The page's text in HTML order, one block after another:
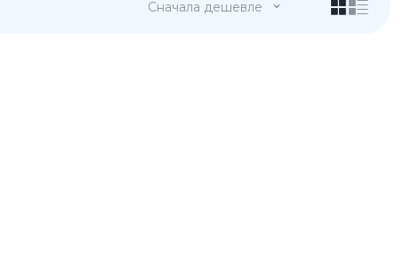
Сначала дешевле